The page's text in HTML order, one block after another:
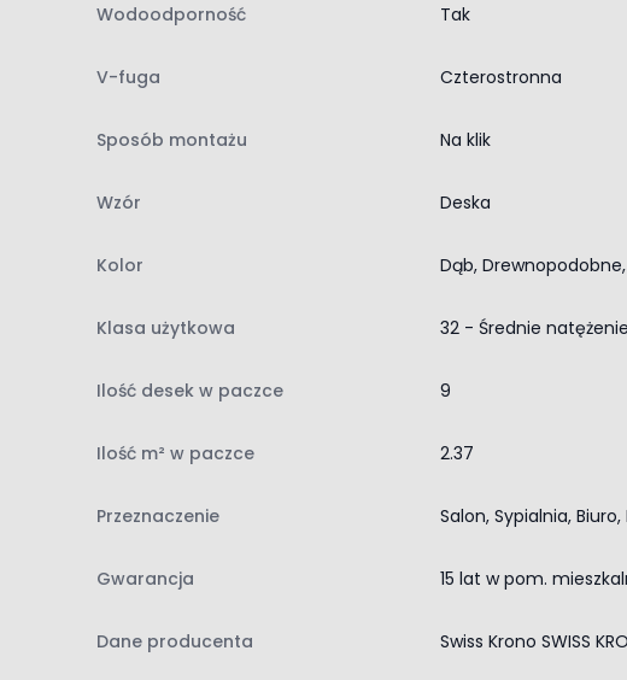
klasa użyteczności: 32
struktura powierzchni: synchroniczna 3D
wodoodporność: tak
system montażu: Aqua Pearl, na klik
ogrzewanie podłogowe: tak, wszystkie rodzaje
zastosowanie: salon, sypialnia, pokój dziecięcy, przedpokój,
Wodoodporność Tak
V-fuga Czterostronna
Sposób montażu Na klik
Wzór Deska
Kolor Dąb,
Klasa użytkowa 32 - Średnie
Ilość desek w paczce 9
Ilość m² w paczce 2.37
Przeznaczenie Salon, Sypialnia,
Gwarancja 15 lat w pom.
Dane producenta Swiss Krono SWISS